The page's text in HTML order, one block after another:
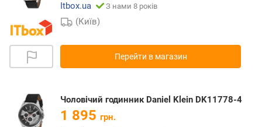
Itbox.ua
З нами 8 років
(Київ)
Перейти в магазин
Чоловічий годинник Daniel Klein DK11778-4
1 895 грн.